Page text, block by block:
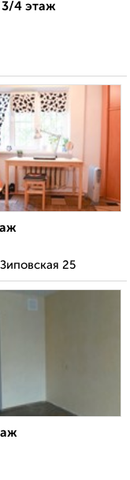
3/4 этаж
25